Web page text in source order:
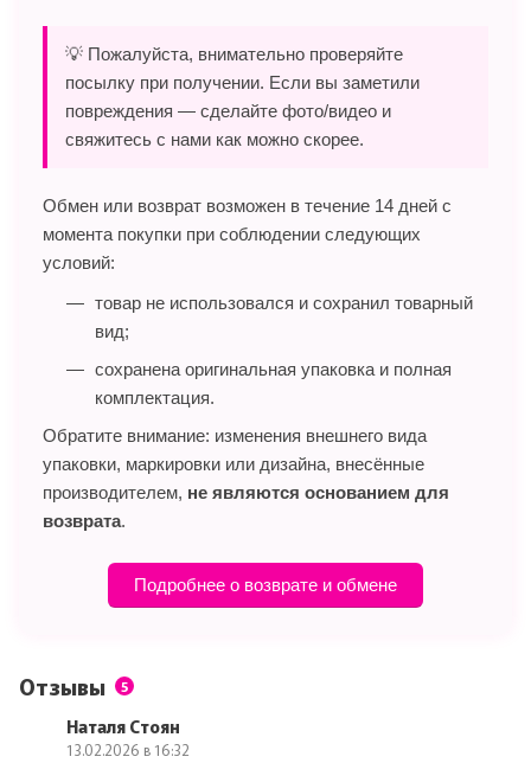
💡 Пожалуйста, внимательно проверяйте
посылку при получении. Если вы заметили
повреждения — сделайте фото/видео и
свяжитесь с нами как можно скорее.
Обмен или возврат возможен в течение 14 дней с
момента покупки при соблюдении следующих
условий:
товар не использовался и сохранил товарный
вид;
сохранена оригинальная упаковка и полная
комплектация.
Обратите внимание: изменения внешнего вида
упаковки, маркировки или дизайна, внесённые
производителем, не являются основанием для
возврата.
Подробнее о возврате и обмене
Отзывы 5
Наталя Стоян
13.02.2026 в 16:32